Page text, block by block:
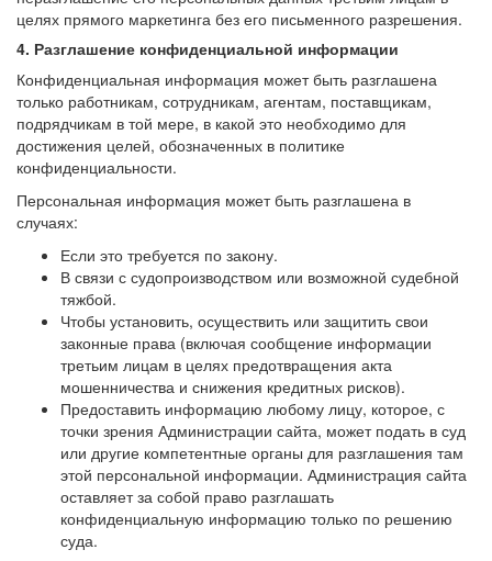
целях прямого маркетинга без его письменного разрешения.
4. Разглашение конфиденциальной информации
Конфиденциальная информация может быть разглашена
только работникам, сотрудникам, агентам, поставщикам,
подрядчикам в той мере, в какой это необходимо для
достижения целей, обозначенных в политике
конфиденциальности.
Персональная информация может быть разглашена в
случаях:
Если это требуется по закону.
В связи с судопроизводством или возможной судебной
тяжбой.
Чтобы установить, осуществить или защитить свои
законные права (включая сообщение информации
третьим лицам в целях предотвращения акта
мошенничества и снижения кредитных рисков).
Предоставить информацию любому лицу, которое, с
точки зрения Администрации сайта, может подать в суд
или другие компетентные органы для разглашения там
этой персональной информации. Администрация сайта
оставляет за собой право разглашать
конфиденциальную информацию только по решению
суда.